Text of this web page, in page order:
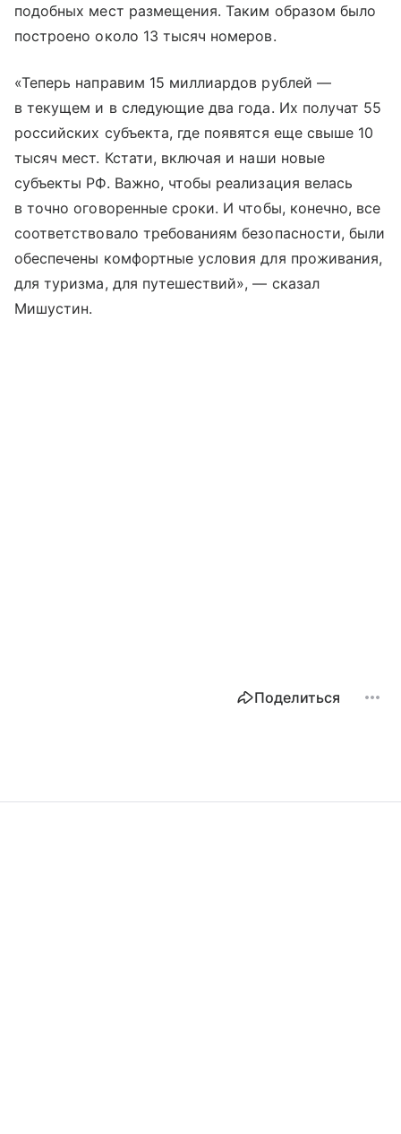
подобных мест размещения. Таким образом было
построено около 13 тысяч номеров.
«Теперь направим 15 миллиардов рублей —
в текущем и в следующие два года. Их получат 55
российских субъекта, где появятся еще свыше 10
тысяч мест. Кстати, включая и наши новые
субъекты РФ. Важно, чтобы реализация велась
в точно оговоренные сроки. И чтобы, конечно, все
соответствовало требованиям безопасности, были
обеспечены комфортные условия для проживания,
для туризма, для путешествий», — сказал
Мишустин.
Поделиться